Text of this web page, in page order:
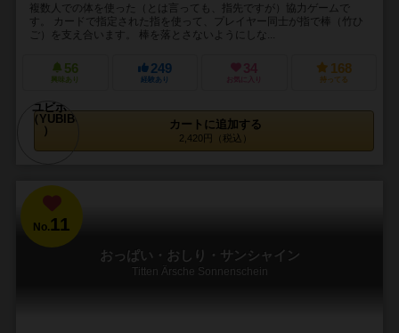
複数人での体を使った（とは言っても、指先ですが）協力ゲームで
す。 カードで指定された指を使って、プレイヤー同士が指で棒（竹ひ
ご）を支え合います。 棒を落とさないようにしな...
56
興味あり
249
経験あり
34
お気に入り
168
持ってる
カートに追加する
2,420円（税込）
No.11
おっぱい・おしり・サンシャイン
Titten Ärsche Sonnenschein